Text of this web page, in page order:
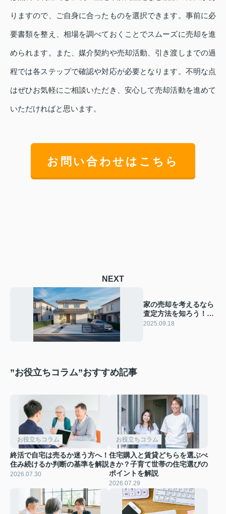
りますので、ご自身に合ったものを選択できます。事前に必
要書類を整え、相場を調べておくことでスムーズに売却を進
められます。また、媒介契約や売却活動、引き渡しまでの過
程では各ステップで確認や対応が必要となります。不明な点
はぜひお気軽にご相談いただき、安心して売却活動を進めて
いただければと思います。
お問い合わせはこちら
NEXT
家の売却を考えるなら
査定方法を知ろう！査
定の流れや準備も家売
2025.09.18
”お役立ちコラム”おすすめ記事
お役立ちコラム
終活で自宅は売るか迷う方へ！
住み続けるか判断の基準を解説
2026.07.30
お役立ちコラム
住宅購入と賃貸どちらを選ぶべ
きか？子育て世帯の住宅選びの
ポイントを解説
2026.07.29